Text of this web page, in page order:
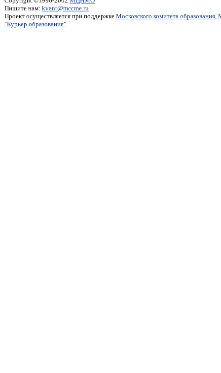
Пишите нам: kvant@mccme.ru
Проект осуществляется при поддержке Московского комитета образования,
"Курьер образования"